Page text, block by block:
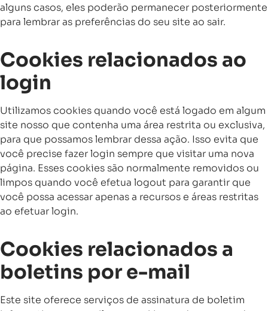
alguns casos, eles poderão permanecer posteriormente
para lembrar as preferências do seu site ao sair.
Cookies relacionados ao
login
Utilizamos cookies quando você está logado em algum
site nosso que contenha uma área restrita ou exclusiva,
para que possamos lembrar dessa ação. Isso evita que
você precise fazer login sempre que visitar uma nova
página. Esses cookies são normalmente removidos ou
limpos quando você efetua logout para garantir que
você possa acessar apenas a recursos e áreas restritas
ao efetuar login.
Cookies relacionados a
boletins por e-mail
Este site oferece serviços de assinatura de boletim